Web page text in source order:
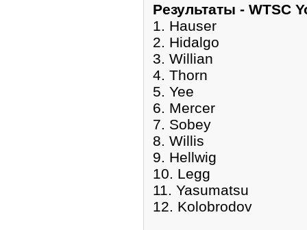
Pезультаты - WTSC
1. Hauser
2. Hidalgo
3. Willian
4. Thorn
5. Yee
6. Mercer
7. Sobey
8. Willis
9. Hellwig
10. Legg
11. Yasumatsu
12. Kolobrodov